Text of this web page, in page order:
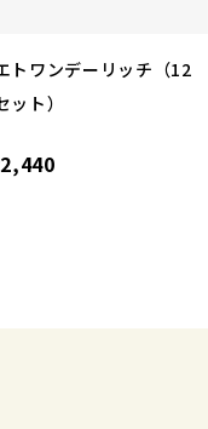
トワンデーリッチ（12
ット）